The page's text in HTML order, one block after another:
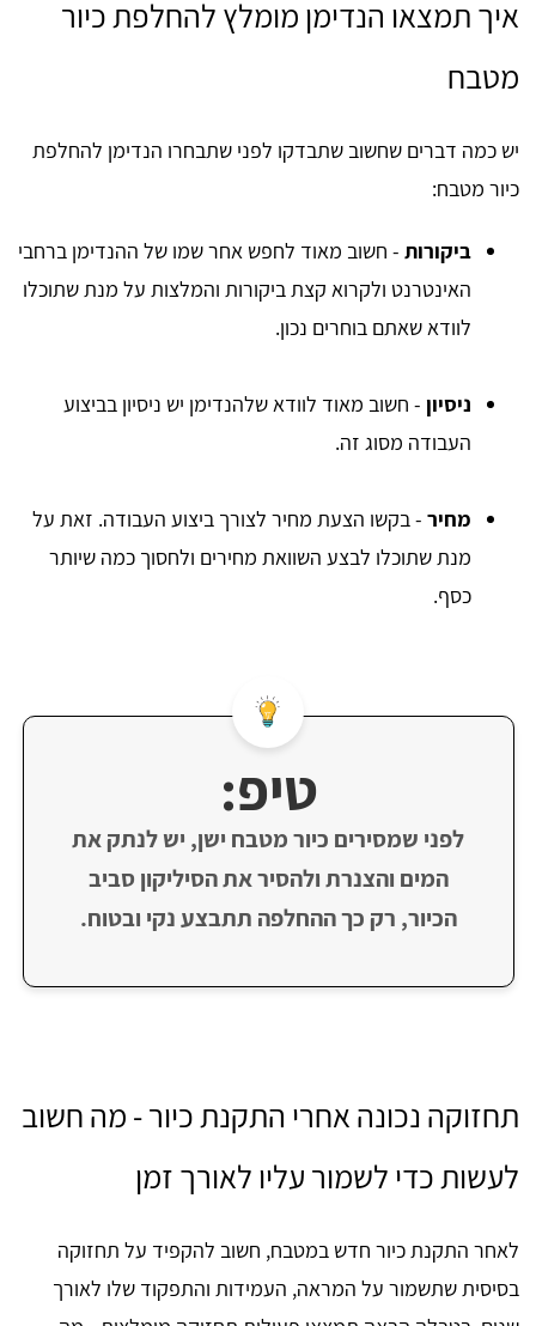
איך תמצאו הנדימן מומלץ להחלפת כיור
מטבח
יש כמה דברים שחשוב שתבדקו לפני שתבחרו הנדימן להחלפת
כיור מטבח:
ביקורות - חשוב מאוד לחפש אחר שמו של ההנדימן ברחבי
האינטרנט ולקרוא קצת ביקורות והמלצות על מנת שתוכלו
לוודא שאתם בוחרים נכון.
ניסיון - חשוב מאוד לוודא שלהנדימן יש ניסיון בביצוע
העבודה מסוג זה.
מחיר - בקשו הצעת מחיר לצורך ביצוע העבודה. זאת על
מנת שתוכלו לבצע השוואת מחירים ולחסוך כמה שיותר
כסף.
טיפ:
לפני שמסירים כיור מטבח ישן, יש לנתק את
המים והצנרת ולהסיר את הסיליקון סביב
הכיור, רק כך ההחלפה תתבצע נקי ובטוח.
תחזוקה נכונה אחרי התקנת כיור - מה חשוב
לעשות כדי לשמור עליו לאורך זמן
לאחר התקנת כיור חדש במטבח, חשוב להקפיד על תחזוקה
בסיסית שתשמור על המראה, העמידות והתפקוד שלו לאורך